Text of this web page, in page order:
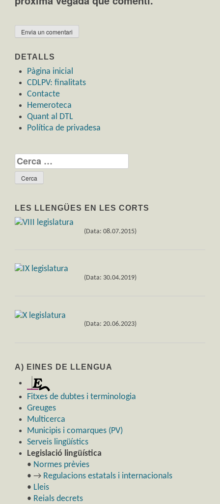
DETALLS
Pàgina inicial
CDLPV: finalitats
Contacte
Hemeroteca
Quant al DTL
Política de privadesa
Cerca:
LES LLENGÜES EN LES CORTS
(Data: 08.07.2015)
(Data: 30.04.2019)
(Data: 20.06.2023)
A) EINES DE LLENGUA
Fitxes de dubtes i terminologia
Greuges
Multicerca
Municipis i comarques (PV)
Serveis lingüístics
Legislació lingüística
• Normes prèvies
• → Regulacions estatals i internacionals
• Lleis
• Reials decrets